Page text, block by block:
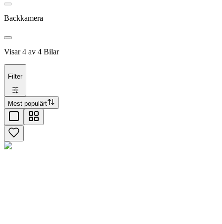
Backkamera
Visar4 av 4 Bilar
Filter
Mest populärt